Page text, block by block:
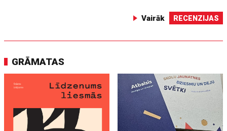
Vairāk RECENZIJAS
GRĀMATAS